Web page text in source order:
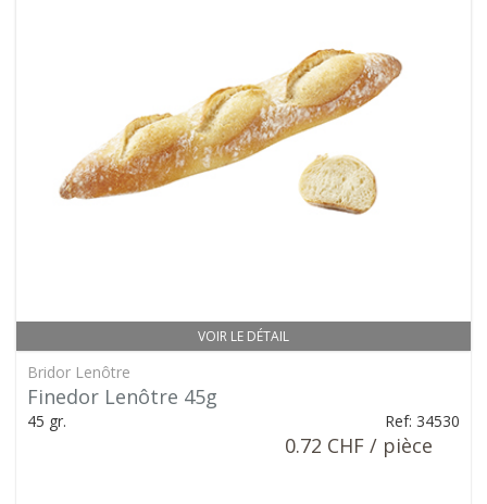
VOIR LE DÉTAIL
Bridor Lenôtre
Finedor Lenôtre 45g
45 gr. Ref: 34530
0.72 CHF / pièce